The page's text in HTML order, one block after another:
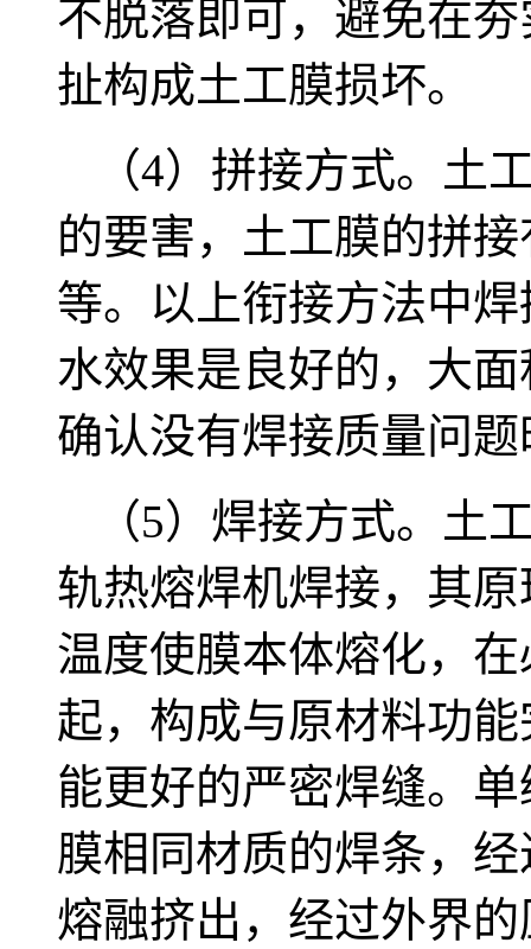
不脱落即可，避免在
扯构成土工膜损坏。
（4）拼接方式。土
的要害，土工膜的拼
等。以上衔接方法中
水效果是良好的，大
确认没有焊接质量问
（5）焊接方式。土
轨热熔焊机焊接，其
温度使膜本体熔化，
起，构成与原材料功
能更好的严密焊缝。
膜相同材质的焊条，
熔融挤出，经过外界